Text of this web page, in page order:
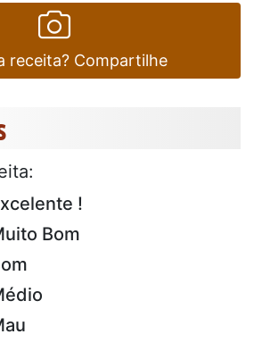
receita? Compartilhe
!
Bom